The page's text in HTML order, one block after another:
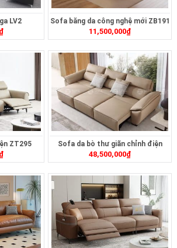
LV2 Sofa băng da công nghệ mới ZB191
11,500,000₫
ZT295
Sofa da bò thư giãn chỉnh điện
ZT261
48,500,000₫